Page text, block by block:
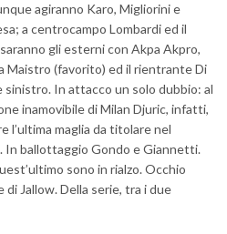
agiranno Karo, Migliorini e
a centrocampo Lombardi ed il
gli esterni con Akpa Akpro,
Maistro (favorito) ed il rientrante Di
sinistro. In attacco un solo dubbio: al
inamovibile di Milan Djuric, infatti,
l’ultima maglia da titolare nel
In ballottaggio Gondo e Giannetti.
sono in rialzo. Occhio
di Jallow. Della serie, tra i due